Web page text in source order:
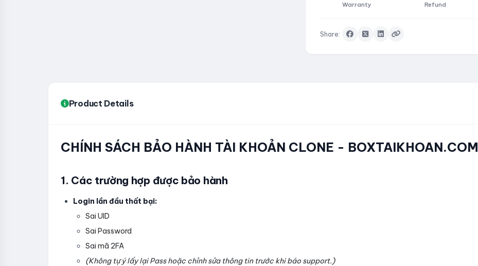
Warranty Refund
Share:
Product Details
CHÍNH SÁCH BẢO HÀNH TÀI KHOẢN CLONE - BOXTAIKHOAN.COM
1. Các trường hợp được bảo hành
Login lần đầu thất bại:
Sai UID
Sai Password
Sai mã 2FA
(Không tự ý lấy lại Pass hoặc chỉnh sửa thông tin trước khi báo support.)